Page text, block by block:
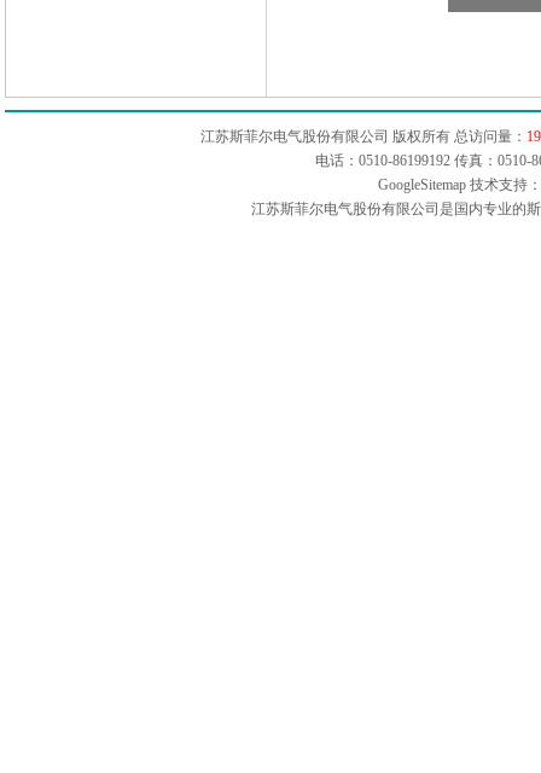
江苏斯菲尔电气股份有限公司 版权所有 总访问量：
电话：0510-86199192 传真：
GoogleSitemap技术支持
江苏斯菲尔电气股份有限公司是国内专业的